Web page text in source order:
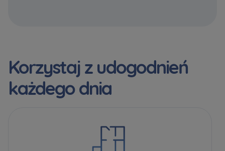
Korzystaj z udogodnień
każdego dnia